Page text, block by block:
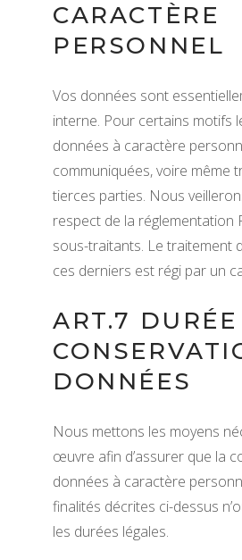
CARACTÈRE
PERSONNEL
Vos données sont
interne. Pour certains motifs
données à caractère
communiquées, voire même
tierces parties. Nous
respect de la réglementation
sous-traitants. Le traitement
ces derniers est régi par un
ART.7 DURÉE
DONNÉES
Nous mettons les moyens
œuvre afin d’assurer que la
données à caractère
finalités décrites ci-dessus
les durées légales.